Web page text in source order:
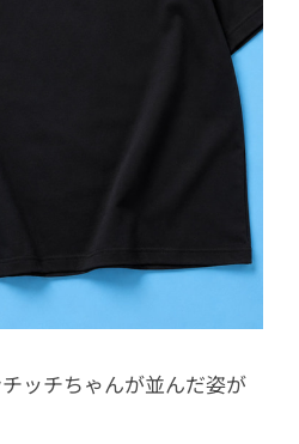
ッチちゃんが並んだ姿が